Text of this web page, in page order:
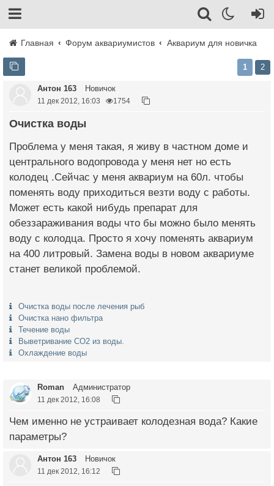
Главная Форум аквариумистов Аквариум для новичка
1 2
Антон 163 Новичок
11 дек 2012, 16:03 1754
Очистка воды
Проблема у меня такая, я живу в частном доме и
центрального водопровода у меня нет но есть
колодец .Сейчас у меня аквариум на 60л. чтобы
поменять воду приходиться везти воду с работы.
Может есть какой нибудь препарат для
обеззараживания воды что бы можно было менять
воду с колодца. Просто я хочу поменять аквариум
на 400 литровый. Замена воды в новом аквариуме
станет великой проблемой.
Очистка воды после лечения рыб
Очистка нано фильтра
Течение воды
Выветривание СО2 из воды.
Охлаждение воды
Roman Администратор
11 дек 2012, 16:08
Чем именно не устраивает колодезная вода? Какие
параметры?
Антон 163 Новичок
11 дек 2012, 16:12